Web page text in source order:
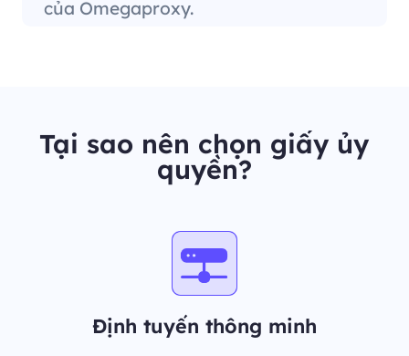
của Omegaproxy.
Tại sao nên chọn giấy ủy
quyền?
Định tuyến thông minh